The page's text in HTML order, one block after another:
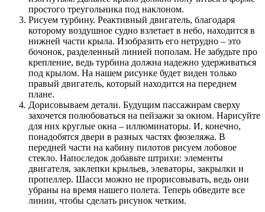
простого треугольника под наклоном.
Рисуем турбину. Реактивный двигатель, благодаря
которому воздушное судно взлетает в небо, находится в
нижней части крыла. Изобразить его нетрудно – это
бочонок, разделенный линией пополам. Не забудьте про
крепление, ведь турбина должна надежно удерживаться
под крылом. На нашем рисунке будет виден только
правый двигатель, который находится на переднем
плане.
Дорисовываем детали. Будущим пассажирам сверху
захочется полюбоваться на пейзажи за окном. Нарисуйте
для них круглые окна – иллюминаторы. И, конечно,
понадобятся двери в разных частях фюзеляжа. В
передней части на кабину пилотов рисуем лобовое
стекло. Напоследок добавьте штрихи: элементы
двигателя, заклепки крыльев, элеваторы, закрылки и
пропеллер. Шасси можно не прорисовывать, ведь они
убраны на время нашего полета. Теперь обведите все
линии, чтобы сделать рисунок четким.